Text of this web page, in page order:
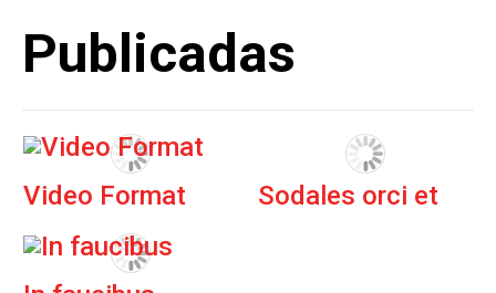
Publicadas
Video Format Sodales orci et